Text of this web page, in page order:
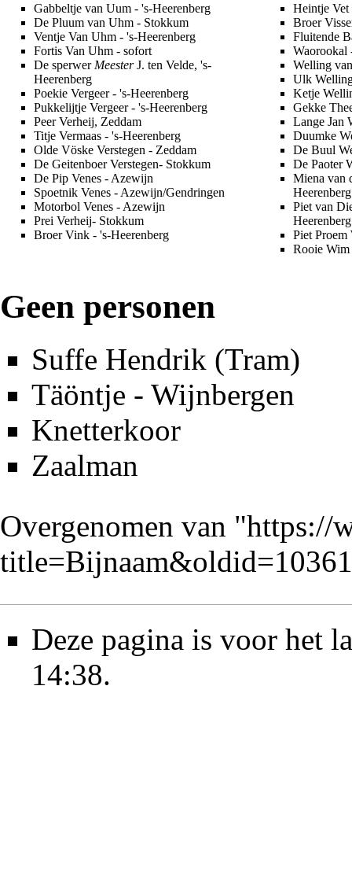
Gabbeltje van Uum - 's-Heerenberg
De Pluum van Uhm - Stokkum
Ventje Van Uhm - 's-Heerenberg
Fortis Van Uhm - sofort
De sperwer MeesterJ. ten Velde, 's-
Heerenberg
Poekie Vergeer- 's-Heerenberg
Pukkelijtje Vergeer- 's-Heerenberg
Peer Verheij, Zeddam
Titje Vermaas - 's-Heerenberg
Olde Vöske Verstegen - Zeddam
De Geitenboer Verstegen- Stokkum
De Pip Venes - Azewijn
Spoetnik Venes - Azewijn/Gendringen
Motorbol Venes - Azewijn
Prei Verheij- Stokkum
Broer Vink - 's-Heerenberg
Heintje
Broer
Fluitende
Waorookal
Welling
Ulk
Ketje
Gekke
Lange Jan
Duumke
De Buul
De Paoter
Miena van
Heerenberg
Piet van
Heerenberg
Piet Proem
Rooie Wim
Geen personen
Suffe Hendrik (Tram)
Täöntje - Wijnbergen
Knetterkoor
Zaalman
Overgenomen van "https://
Deze pagina is voor het
14:38.